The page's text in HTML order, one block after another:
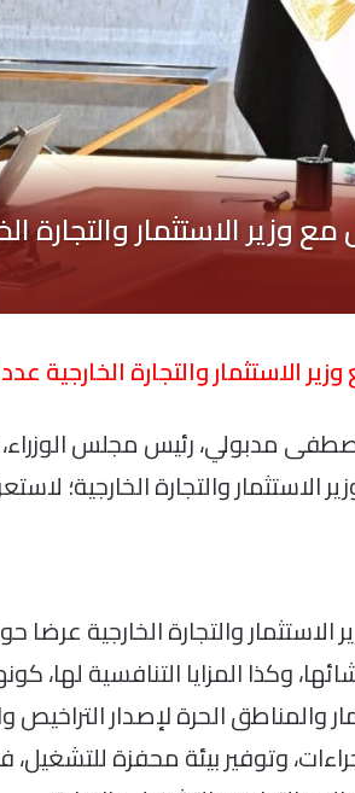
الاستثمار والتجارة الخارجية
مدبولي، رئيس مجلس الوزراء،
الاستثمار والتجارة الخارجية؛
الاستثمار والتجارة الخارجية عرضا
وكذا المزايا التنافسية لها،
والمناطق الحرة لإصدار
وتوفير بيئة محفزة